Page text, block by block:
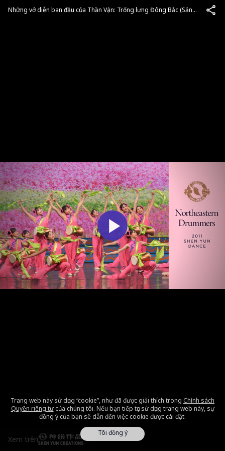
Những vở diễn ban đầu của Thần Vận: Trống lưng Đông Bắc (Sản
Xem trên
Trang web này sử dụng “cookie”, như đã được giải thích trong Chính sách
Quyền riêng tưcủa chúng tôi. Nếu bạn tiếp tục sử dụng trang web này, sự
đồng ý của bạn sẽ dẫn đến việc cookie được cài đặt.
Tôi đồng ý